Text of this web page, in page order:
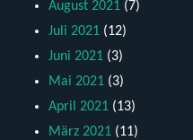
August 2021 (7)
Juli 2021 (12)
Juni 2021 (3)
Mai 2021 (3)
April 2021 (13)
März 2021 (11)